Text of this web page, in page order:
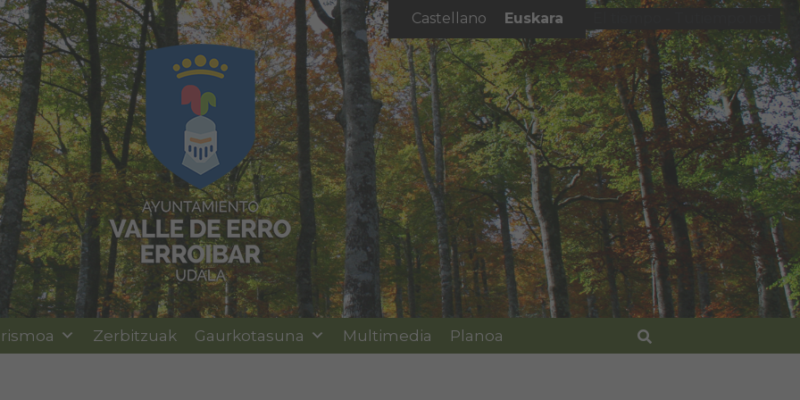
Castellano Euskara
Zerbitzuak Gaurkotasuna Multimedia Planoa
Bilatu